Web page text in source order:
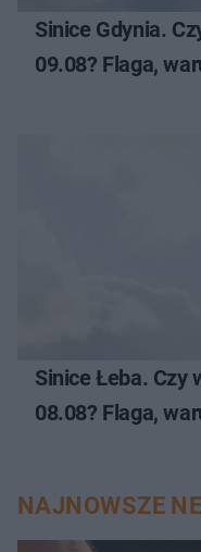
Sinice Gdynia.
09.08? Flaga,
Sinice Łeba. Czy
08.08? Flaga,
NAJNOWSZE